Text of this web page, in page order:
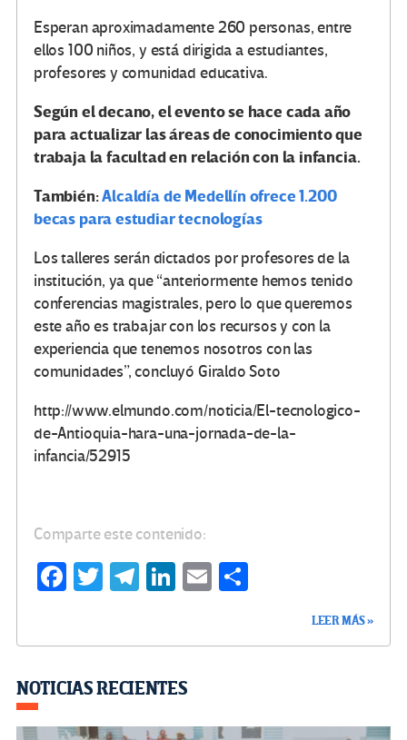
Esperan aproximadamente 260 personas, entre
ellos 100 niños, y está dirigida a estudiantes,
profesores y comunidad educativa.
Según el decano, el evento se hace cada año
para actualizar las áreas de conocimiento que
trabaja la facultad en relación con la infancia.
También:Alcaldía de Medellín ofrece 1.200
becas para estudiar tecnologías
Los talleres serán dictados por profesores de la
institución, ya que “anteriormente hemos tenido
conferencias magistrales, pero lo que queremos
este año es trabajar con los recursos y con la
experiencia que tenemos nosotros con las
comunidades”, concluyó Giraldo Soto
http://www.elmundo.com/noticia/El-tecnologico-
de-Antioquia-hara-una-jornada-de-la-
infancia/52915
Comparte este contenido:
Fa
o
k
T
Te
m
Li
n
E
tir
LEER MÁS »
NOTICIAS RECIENTES